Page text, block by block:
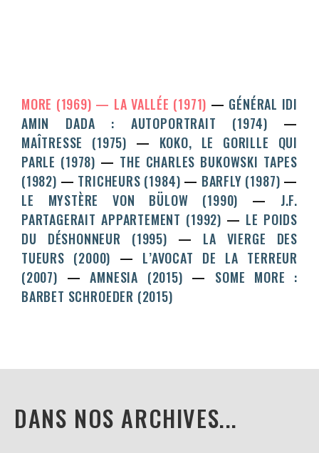
MORE (1969) LA VALLÉE (1971)
GÉNÉRAL IDI
AMIN DADA : AUTOPORTRAIT (1974)
MAÎTRESSE (1975)
KOKO, LE GORILLE QUI
PARLE (1978)
THE CHARLES BUKOWSKI TAPES
(1982)
TRICHEURS (1984)
BARFLY (1987)
LE MYSTÈRE VON BÜLOW (1990)
J.F.
PARTAGERAIT APPARTEMENT (1992)
LE POIDS
DU DÉSHONNEUR (1995)
LA VIERGE DES
TUEURS (2000)
L’AVOCAT DE LA TERREUR
(2007)
AMNESIA (2015)
SOME MORE :
BARBET SCHROEDER (2015)
DANS NOS ARCHIVES...